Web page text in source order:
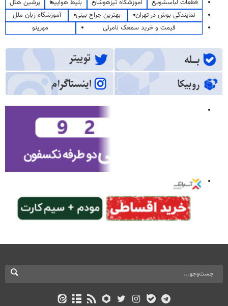
قطعات لباسشویی
آموزشگاه تیزهوشان بلیط هواپیما
پرشین هتل
نمایندگی بوش در تهران
بهترین جراح بینی
آموزشگاه زبان ملل
قیمت و خرید سمعک نامرئی
مهرینو